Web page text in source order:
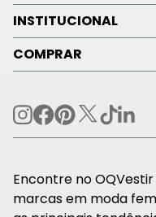
INSTITUCIONAL
COMPRAR
Encontre no
marcas em moda